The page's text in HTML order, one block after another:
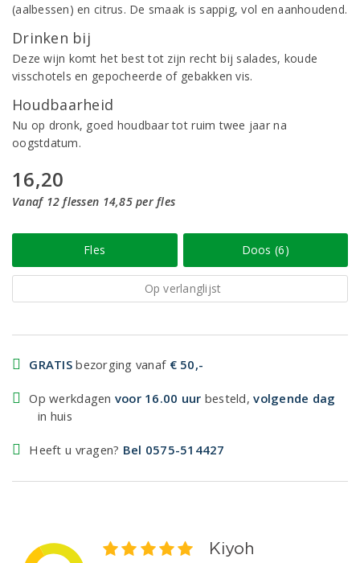
(aalbessen) en citrus. De smaak is sappig, vol en aanhoudend.
Drinken bij
Deze wijn komt het best tot zijn recht bij salades, koude
visschotels en gepocheerde of gebakken vis.
Houdbaarheid
Nu op dronk, goed houdbaar tot ruim twee jaar na
oogstdatum.
16,20
Vanaf 12 flessen 14,85 per fles
Fles Doos (6)
Op verlanglijst
GRATIS bezorging vanaf € 50,-
Op werkdagen voor 16.00 uur besteld,volgende dag
in huis
Heeft u vragen? Bel 0575-514427